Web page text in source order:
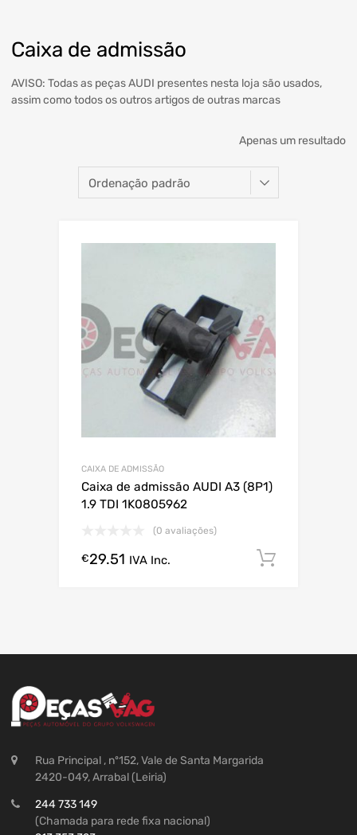
Caixa de admissão
AVISO: Todas as peças AUDI presentes nesta loja são usados,
assim como todos os outros artigos de outras marcas
Apenas um resultado
CAIXA DE ADMISSÃO
Caixa de admissão AUDI A3 (8P1)
1.9 TDI 1K0805962
(0 avaliações)
€29.51 IVA Inc.
Rua Principal , nº152, Vale de Santa Margarida
2420-049, Arrabal (Leiria)
244 733 149
(Chamada para rede fixa nacional)